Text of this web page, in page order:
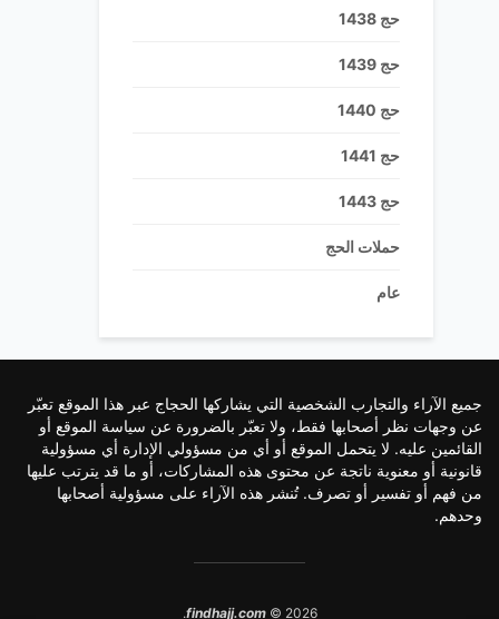
حج 1438
حج 1439
حج 1440
حج 1441
حج 1443
حملات الحج
عام
جميع الآراء والتجارب الشخصية التي يشاركها الحجاج عبر هذا الموقع تعبّر
عن وجهات نظر أصحابها فقط، ولا تعبّر بالضرورة عن سياسة الموقع أو
القائمين عليه. لا يتحمل الموقع أو أي من مسؤولي الإدارة أي مسؤولية
قانونية أو معنوية ناتجة عن محتوى هذه المشاركات، أو ما قد يترتب عليها
من فهم أو تفسير أو تصرف. تُنشر هذه الآراء على مسؤولية أصحابها
وحدهم.
findhajj.com© 2026.